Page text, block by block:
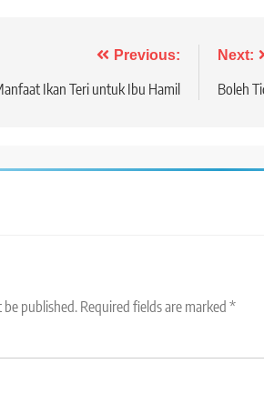
Previous:
Ikan Teri untuk Ibu Hamil
Next:
Boleh
be published. Required fields are marked *